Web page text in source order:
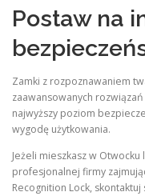
Postaw na
Zamki z rozpoznawaniem
zaawansowanych
najwyższy poziom
wygodę użytkowania.
Jeżeli mieszkasz w
profesjonalnej firmy
Recognition Lock, skontaktuj